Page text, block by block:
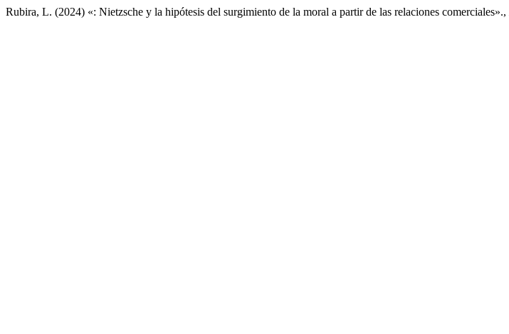
Rubira, L. (2024) «: Nietzsche y la hipótesis del surgimiento de la moral a partir de las relaciones comerciales».,